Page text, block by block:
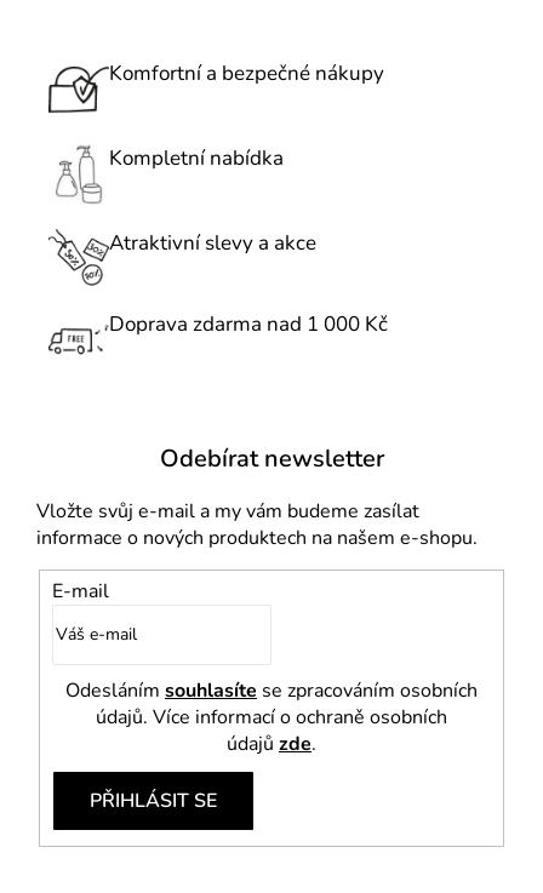
á
c
r
y
i
s
u
Komfortní a bezpečné nákupy
Kompletní nabídka
Atraktivní slevy a akce
Doprava zdarma nad 1 000 Kč
Odebírat newsletter
Vložte svůj e-mail a my vám budeme zasílat
informace o nových produktech na našem e-shopu.
E-mail
Odesláním souhlasíte se zpracováním osobních
údajů. Více informací o ochraně osobních
údajů zde.
PŘIHLÁSIT SE